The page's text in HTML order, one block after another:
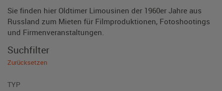
Sie finden hier Oldtimer Limousinen der 1960er Jahre aus
Russland zum Mieten für Filmproduktionen, Fotoshootings
und Firmenveranstaltungen.
Suchfilter
Zurücksetzen
TYP